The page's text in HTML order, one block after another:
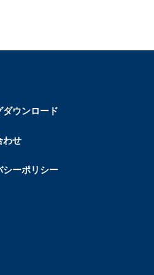
ダウンロード
わせ
シーポリシー